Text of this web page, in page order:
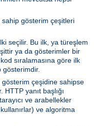
gösterim çeşitleri
seçilir. Bu ilk, ya türeşlem
ya da gösterimler bir
sıralamasına göre ilk
gösterimdir.
çeşidine sahipse
yanıt başlığı
ve arabellekler
ve algoritma